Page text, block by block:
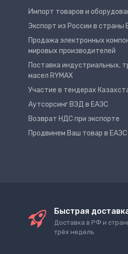
Импорт товаров и
Экспорт из России в страны
Продажа электронных
мировых производителей
Поставка индустриальных,
масел RYMAX
Участие в тендерах
Аутсорсинг ВЭД в ЕАЭС
Возврат НДС при экспорте
Продвинем Ваш товар в ЕАЭС
Быстрая
Доставка в РФ и
трёх недель